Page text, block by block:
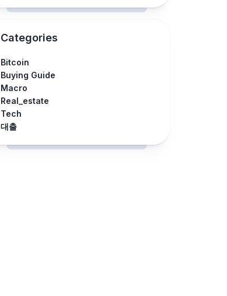
Categories
Bitcoin
Buying Guide
Macro
Real_estate
Tech
대출